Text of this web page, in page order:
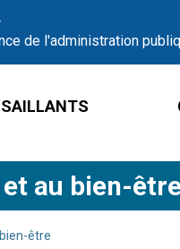
de l'administration
au bien-
être